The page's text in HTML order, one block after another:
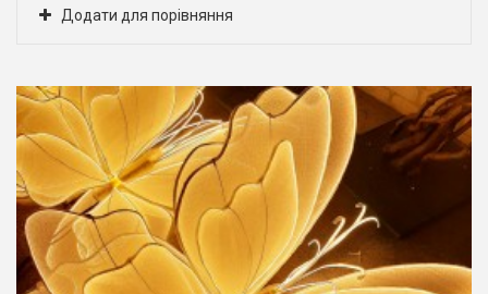
Додати для порівняння